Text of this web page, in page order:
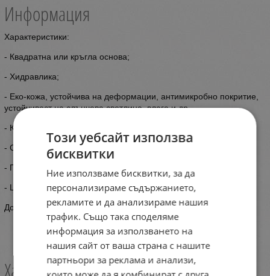
Информация
Характеристики:
- Квадратна или кръгла основа;
- Хидравлика;
- Еко-кожа, устойчива на деформации, антимикробно покритие,
устойчивост на слънчева светлина, влага и др.
- Комфортно дишащо покритие, което не задържа влага.
- Стъпенка, подлакътници.
- Падаща облегалка
- Цвят по избор
Доставка: до 30 работни дни
Характеристики
Този уебсайт използва
бисквитки
Ние използваме бисквитки, за да
персонализираме съдържанието,
рекламите и да анализираме нашия
трафик. Също така споделяме
информация за използването на
нашия сайт от ваша страна с нашите
партньори за реклама и анализи,